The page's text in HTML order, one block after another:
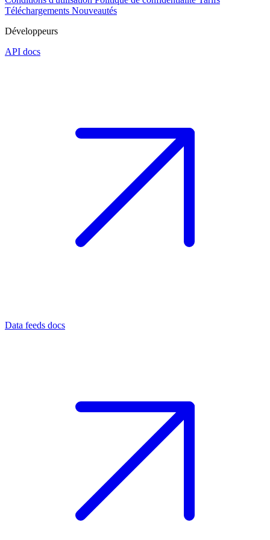
Téléchargements Nouveautés
Développeurs
API docs
Data feeds docs